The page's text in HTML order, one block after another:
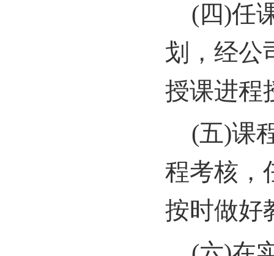
(四)任
划，经公
授课进程
(五)课
程考核，
按时做好